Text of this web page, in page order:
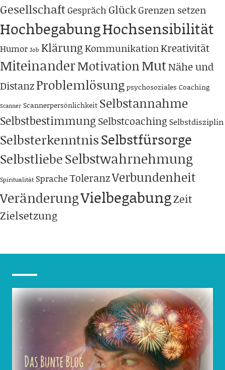
GesellschaftGespräch GlückGrenzen setzen
HochbegabungHochsensibilität
Humor Job KlärungKommunikationKreativität
MiteinanderMotivationMutNähe und
DistanzProblemlösungpsychosoziales Coaching
Scanner Scannerpersönlichkeit Selbstannahme
Selbstbestimmung Selbstcoaching Selbstdisziplin
SelbsterkenntnisSelbstfürsorge
SelbstliebeSelbstwahrnehmung
Spiritualität Sprache ToleranzVerbundenheit
VeränderungVielbegabungZeit
Zielsetzung